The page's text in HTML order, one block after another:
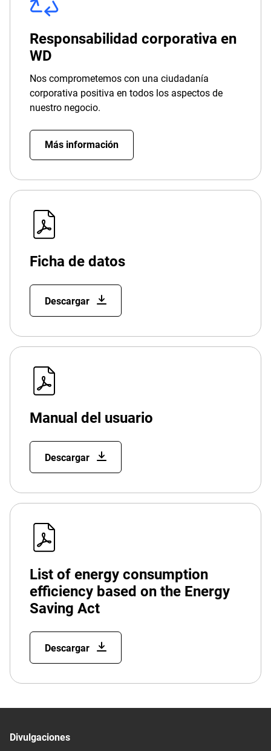
Responsabilidad corporativa en
WD
Nos comprometemos con una ciudadanía
corporativa positiva en todos los aspectos de
nuestro negocio.
Más información
Ficha de datos
Descargar
Manual del usuario
Descargar
List of energy consumption
efficiency based on the Energy
Saving Act
Descargar
Divulgaciones